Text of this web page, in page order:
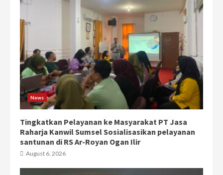
News
Tingkatkan Pelayanan ke Masyarakat PT Jasa
Raharja Kanwil Sumsel Sosialisasikan pelayanan
santunan di RS Ar-Royan Ogan Ilir
August 6, 2026